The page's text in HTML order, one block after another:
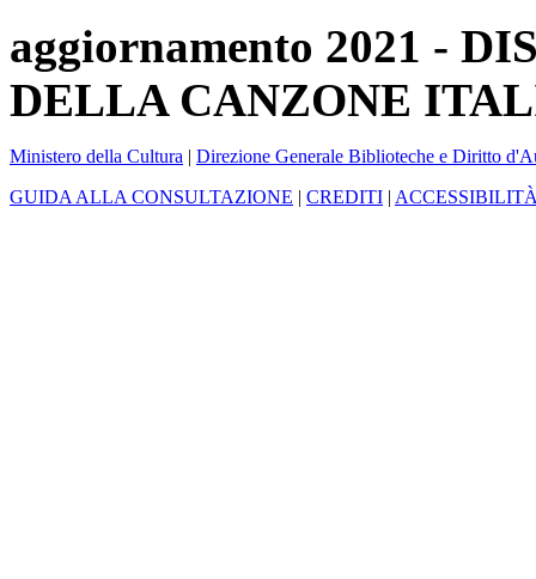
aggiornamento 2021 -
DELLA CANZONE
Ministero della Cultura | Direzione Generale Biblioteche e Diritto
GUIDA ALLA CONSULTAZIONE | CREDITI |